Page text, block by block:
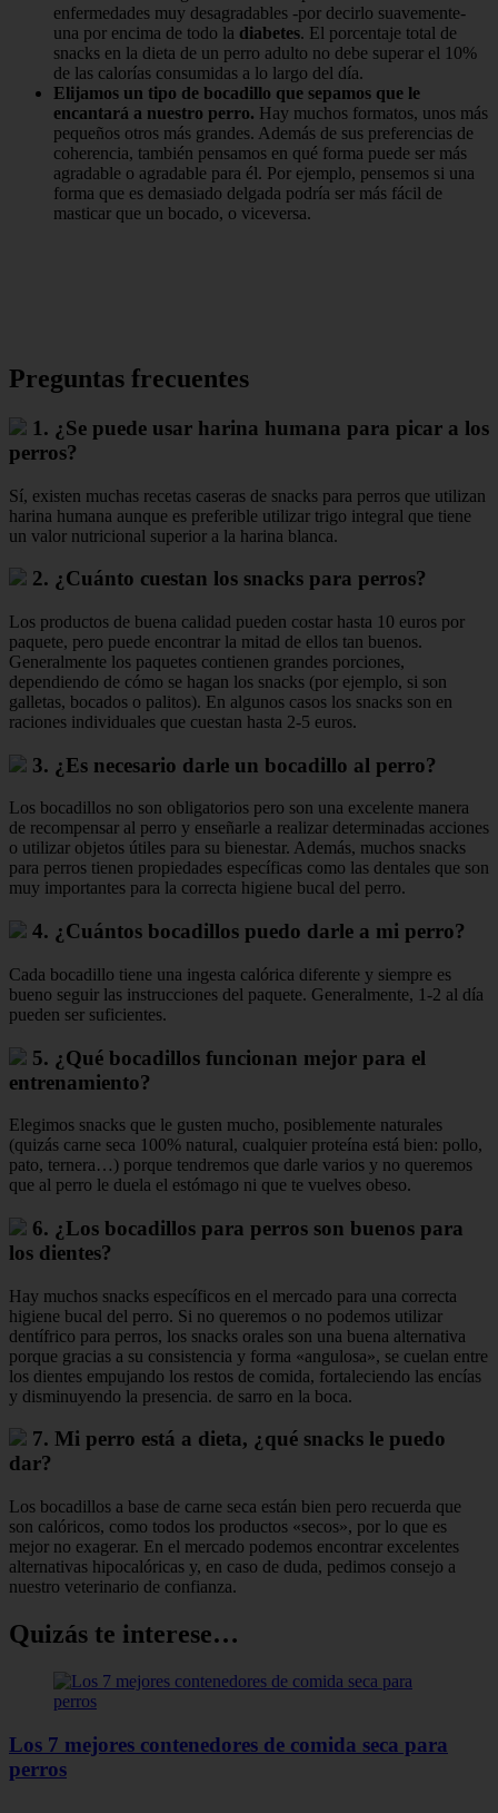
enfermedades muy desagradables -por decirlo suavemente-
una por encima de todo la diabetes. El porcentaje total de
snacks en la dieta de un perro adulto no debe superar el 10%
de las calorías consumidas a lo largo del día.
Elijamos un tipo de bocadillo que sepamos que le
encantará a nuestro perro. Hay muchos formatos, unos más
pequeños otros más grandes. Además de sus preferencias de
coherencia, también pensamos en qué forma puede ser más
agradable o agradable para él. Por ejemplo, pensemos si una
forma que es demasiado delgada podría ser más fácil de
masticar que un bocado, o viceversa.
Preguntas frecuentes
1. ¿Se puede usar harina humana para picar a los
perros?
Sí, existen muchas recetas caseras de snacks para perros que utilizan
harina humana aunque es preferible utilizar trigo integral que tiene
un valor nutricional superior a la harina blanca.
2. ¿Cuánto cuestan los snacks para perros?
Los productos de buena calidad pueden costar hasta 10 euros por
paquete, pero puede encontrar la mitad de ellos tan buenos.
Generalmente los paquetes contienen grandes porciones,
dependiendo de cómo se hagan los snacks (por ejemplo, si son
galletas, bocados o palitos). En algunos casos los snacks son en
raciones individuales que cuestan hasta 2-5 euros.
3. ¿Es necesario darle un bocadillo al perro?
Los bocadillos no son obligatorios pero son una excelente manera
de recompensar al perro y enseñarle a realizar determinadas acciones
o utilizar objetos útiles para su bienestar. Además, muchos snacks
para perros tienen propiedades específicas como las dentales que son
muy importantes para la correcta higiene bucal del perro.
4. ¿Cuántos bocadillos puedo darle a mi perro?
Cada bocadillo tiene una ingesta calórica diferente y siempre es
bueno seguir las instrucciones del paquete. Generalmente, 1-2 al día
pueden ser suficientes.
5. ¿Qué bocadillos funcionan mejor para el
entrenamiento?
Elegimos snacks que le gusten mucho, posiblemente naturales
(quizás carne seca 100% natural, cualquier proteína está bien: pollo,
pato, ternera…) porque tendremos que darle varios y no queremos
que al perro le duela el estómago ni que te vuelves obeso.
6. ¿Los bocadillos para perros son buenos para
los dientes?
Hay muchos snacks específicos en el mercado para una correcta
higiene bucal del perro. Si no queremos o no podemos utilizar
dentífrico para perros, los snacks orales son una buena alternativa
porque gracias a su consistencia y forma «angulosa», se cuelan entre
los dientes empujando los restos de comida, fortaleciendo las encías
y disminuyendo la presencia. de sarro en la boca.
7. Mi perro está a dieta, ¿qué snacks le puedo
dar?
Los bocadillos a base de carne seca están bien pero recuerda que
son calóricos, como todos los productos «secos», por lo que es
mejor no exagerar. En el mercado podemos encontrar excelentes
alternativas hipocalóricas y, en caso de duda, pedimos consejo a
nuestro veterinario de confianza.
Quizás te interese…
Los 7 mejores contenedores de comida seca para
perros